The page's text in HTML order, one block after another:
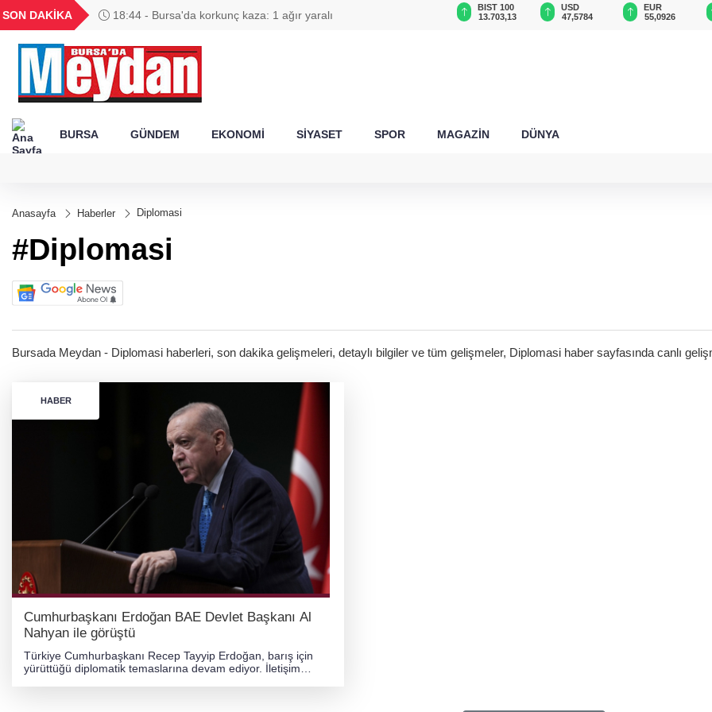
SON DAKİKA 18:44 - Bursa'da korkunç kaza: 1 ağır yaralı
GEL
18,1943
16,2438
28,0626
0,0018
BIST 100
13.703,13
USD
47,5784
EUR
55,0926
BURSA GÜNDEM EKONOMİ SİYASET SPOR MAGAZİN DÜNYA
Anasayfa Haberler Diplomasi
#Diplomasi
Bursada Meydan - Diplomasi haberleri, son dakika gelişmeleri, detaylı bilgiler ve tüm gelişmeler, Diplomasi haber sayfasında canlı
HABER
Cumhurbaşkanı Erdoğan BAE Devlet Başkanı Al
Nahyan ile görüştü
Türkiye Cumhurbaşkanı Recep Tayyip Erdoğan, barış için
yürüttüğü diplomatik temaslarına devam ediyor. İletişim